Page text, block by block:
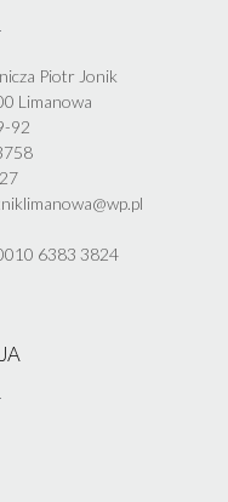
Piotr Jonik
Limanowa
92
6383 3824